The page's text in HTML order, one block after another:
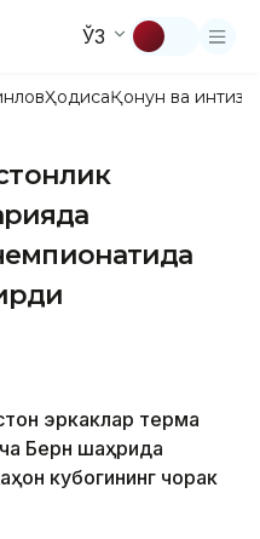
ЎЗ
ҲодисаҚонун ва
эркаклар терма
Берн шаҳрида
кубогининг чорак